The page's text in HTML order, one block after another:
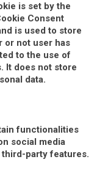
is set by the
Consent
is used to store
or not user has
to the use of
It does not store
data.
functionalities
social media
party features.